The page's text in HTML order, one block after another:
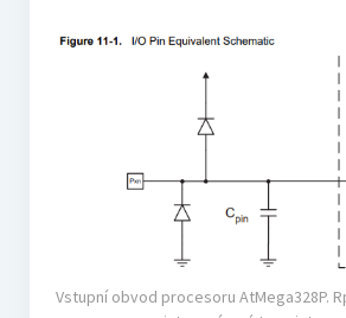
Vstupní obvod procesoru AtMega328P.